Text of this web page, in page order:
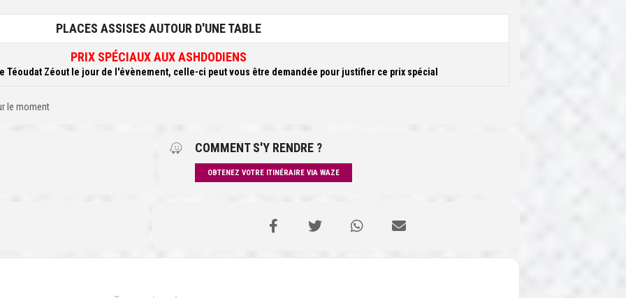
PLACES ASSISES AUTOUR D'UNE TABLE
PRIX SPÉCIAUX AUX ASHDODIENS
Téoudat Zéout le jour de l'évènement, celle-ci peut vous être demandée pour justifier ce prix spécial
le moment
COMMENT S'Y RENDRE ?
OBTENEZ VOTRE ITINÉRAIRE VIA WAZE